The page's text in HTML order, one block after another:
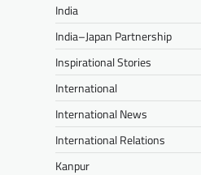
India
India–Japan Partnership
Inspirational Stories
International
International News
International Relations
Kanpur